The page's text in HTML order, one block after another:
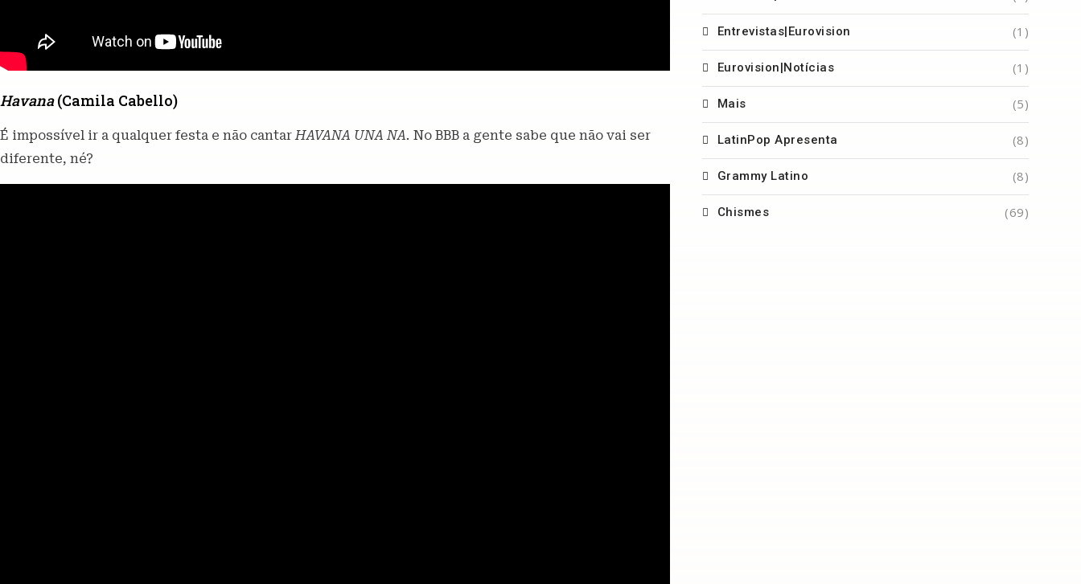
Havana(Camila Cabello)
É impossível ir a qualquer festa e não cantarHAVANA UNA NA. No BBB a gente sabe que não vai ser
diferente, né?
Entrevistas|Eurovision (1)
Eurovision|Notícias (1)
Mais (5)
LatinPop Apresenta (8)
Grammy Latino (8)
Chismes (69)